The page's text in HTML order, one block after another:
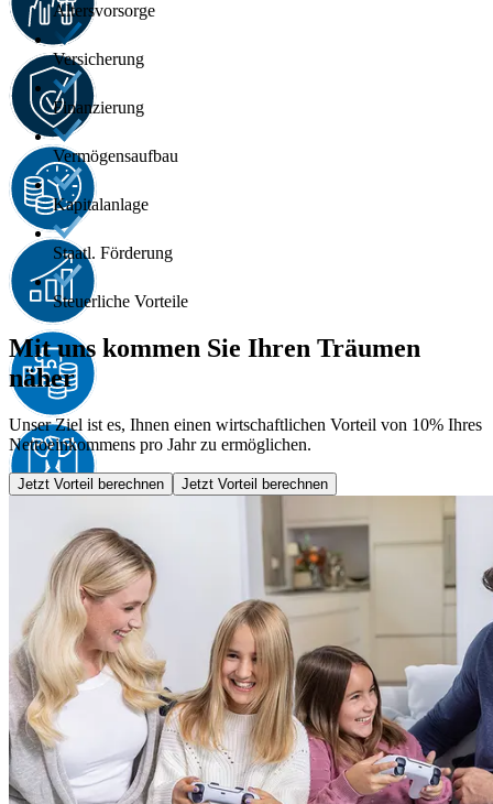
Altersvorsorge
Versicherung
Finanzierung
Vermögensaufbau
Kapitalanlage
Staatl. Förderung
Steuerliche Vorteile
Mit uns kommen Sie Ihren Träumen
näher
Unser Ziel ist es, Ihnen einen wirtschaftlichen Vorteil von 10% Ihres
Nettoeinkommens pro Jahr zu ermöglichen.
Jetzt Vorteil berechnen Jetzt Vorteil berechnen